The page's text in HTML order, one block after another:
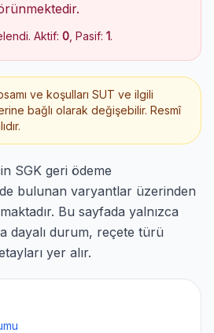
Aktif: 0 , Pasif: 1.
ve koşulları SUT ve ilgili
bağlı olarak değişebilir. Resmî
SGK geri ödeme
bulunan varyantlar üzerinden
Bu sayfada yalnızca
dayalı durum, reçete türü
yer alır.